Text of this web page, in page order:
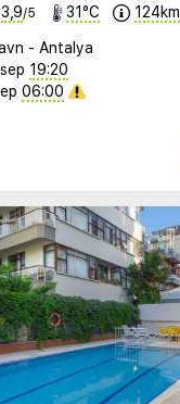
3,9/5 31°C 124km
- Antalya
19:20
06:00